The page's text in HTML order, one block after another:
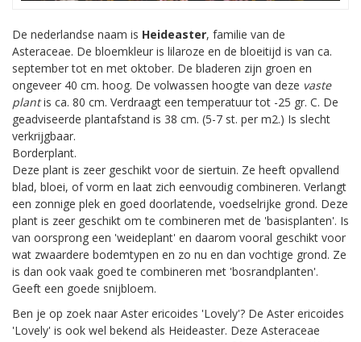
De nederlandse naam is Heideaster, familie van de
Asteraceae. De bloemkleur is lilaroze en de bloeitijd is van ca.
september tot en met oktober. De bladeren zijn groen en
ongeveer 40 cm. hoog. De volwassen hoogte van deze vaste
plantis ca. 80 cm. Verdraagt een temperatuur tot -25 gr. C. De
geadviseerde plantafstand is 38 cm. (5-7 st. per m2.) Is slecht
verkrijgbaar.
Borderplant.
Deze plant is zeer geschikt voor de siertuin. Ze heeft opvallend
blad, bloei, of vorm en laat zich eenvoudig combineren. Verlangt
een zonnige plek en goed doorlatende, voedselrijke grond. Deze
plant is zeer geschikt om te combineren met de 'basisplanten'. Is
van oorsprong een 'weideplant' en daarom vooral geschikt voor
wat zwaardere bodemtypen en zo nu en dan vochtige grond. Ze
is dan ook vaak goed te combineren met 'bosrandplanten'.
Geeft een goede snijbloem.
Ben je op zoek naar Aster ericoides 'Lovely'? De Aster ericoides
'Lovely' is ook wel bekend als Heideaster. Deze Asteraceae